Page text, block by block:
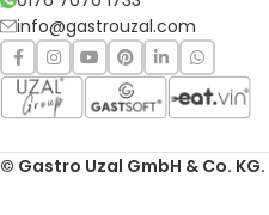
info@gastrouzal.com
© Gastro Uzal GmbH & Co. KG.